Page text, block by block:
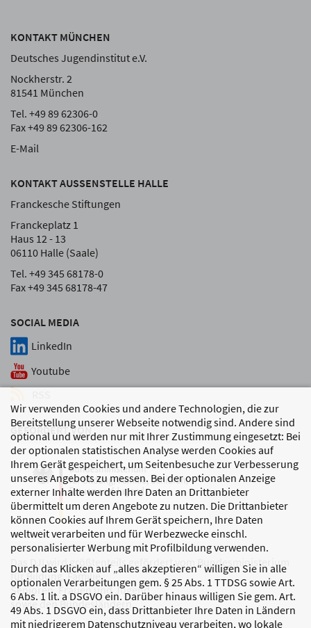
Wir verwenden Cookies und andere Technologien, die zur
Bereitstellung unserer Webseite notwendig sind. Andere sind
optional und werden nur mit Ihrer Zustimmung eingesetzt: Bei
der optionalen statistischen Analyse werden Cookies auf
Ihrem Gerät gespeichert, um Seitenbesuche zur Verbesserung
unseres Angebots zu messen. Bei der optionalen Anzeige
externer Inhalte werden Ihre Daten an Drittanbieter
übermittelt um deren Angebote zu nutzen. Die Drittanbieter
können Cookies auf Ihrem Gerät speichern, Ihre Daten
weltweit verarbeiten und für Werbezwecke einschl.
personalisierter Werbung mit Profilbildung verwenden.
Durch das Klicken auf „alles akzeptieren“ willigen Sie in alle
optionalen Verarbeitungen gem. § 25 Abs. 1 TTDSG sowie Art.
6 Abs. 1 lit. a DSGVO ein. Darüber hinaus willigen Sie gem. Art.
49 Abs. 1 DSGVO ein, dass Drittanbieter Ihre Daten in Ländern
mit niedrigerem Datenschutzniveau verarbeiten, wo lokale
SOCIAL MEDIA
LinkedIn
Youtube
KONTAKT MÜNCHEN
Deutsches Jugendinstitut e.V.
Nockherstr. 2
81541 München
Tel. +49 89 62306-0
Fax +49 89 62306-162
E-Mail
KONTAKT AUSSENSTELLE HALLE
Franckesche Stiftungen
Franckeplatz 1
Haus 12 - 13
06110 Halle (Saale)
Tel. +49 345 68178-0
Fax +49 345 68178-47
GEFÖRDERT VON
Das DJI wird größtenteils gefördert vom Bundesministerium
für Bildung, Familie,
Senioren, Frauen und Jugend
sowie den Bundesländern.